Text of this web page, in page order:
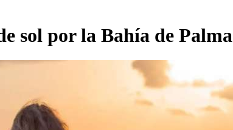
sol por la Bahía de Palma